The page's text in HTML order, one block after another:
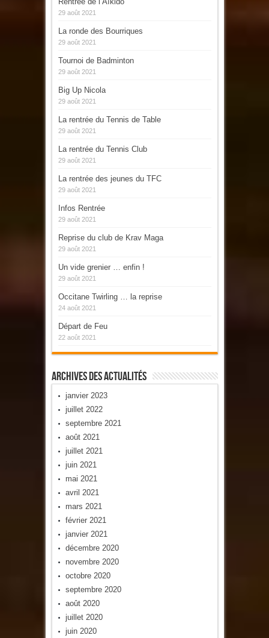
29 août 2021
La ronde des Bourriques
29 août 2021
Tournoi de Badminton
29 août 2021
Big Up Nicola
29 août 2021
La rentrée du Tennis de Table
29 août 2021
La rentrée du Tennis Club
29 août 2021
La rentrée des jeunes du TFC
29 août 2021
Infos Rentrée
29 août 2021
Reprise du club de Krav Maga
29 août 2021
Un vide grenier … enfin !
29 août 2021
Occitane Twirling … la reprise
24 août 2021
Départ de Feu
22 août 2021
Archives Des Actualités
janvier 2023
juillet 2022
septembre 2021
août 2021
juillet 2021
juin 2021
mai 2021
avril 2021
mars 2021
février 2021
janvier 2021
décembre 2020
novembre 2020
octobre 2020
septembre 2020
août 2020
juillet 2020
juin 2020